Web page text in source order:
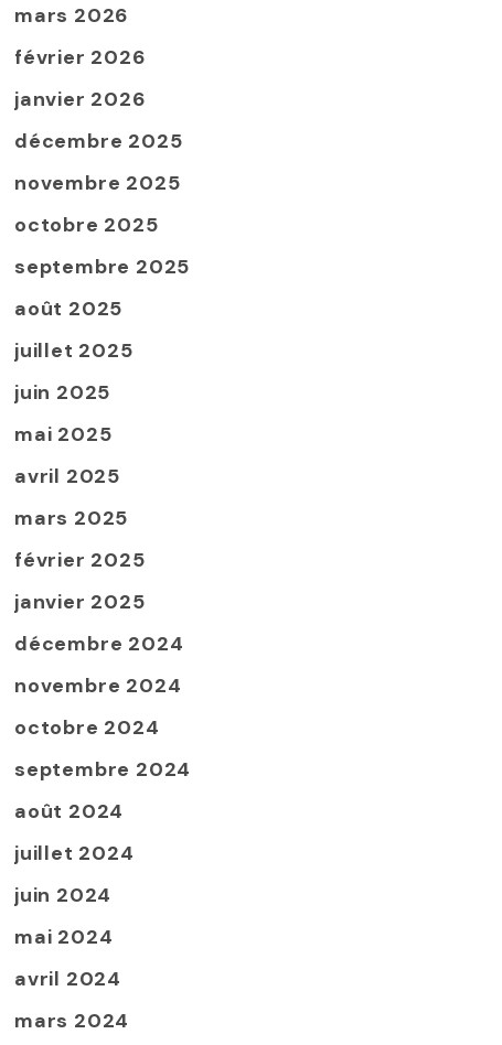
mars 2026
février 2026
janvier 2026
décembre 2025
novembre 2025
octobre 2025
septembre 2025
août 2025
juillet 2025
juin 2025
mai 2025
avril 2025
mars 2025
février 2025
janvier 2025
décembre 2024
novembre 2024
octobre 2024
septembre 2024
août 2024
juillet 2024
juin 2024
mai 2024
avril 2024
mars 2024